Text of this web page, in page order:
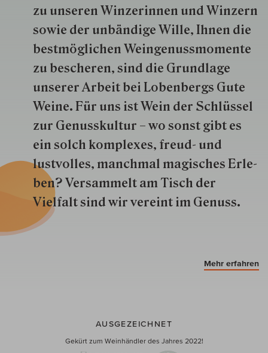
zu unseren Win­zer­innen und Win­zern
so­wie der un­bän­dige Wille, Ihnen die
best­mög­lich­en Wein­genuss­momente
zu besche­ren, sind die Grund­lage
unserer Arbeit bei Lobenbergs Gute
Weine. Für uns ist Wein der Schlüs­sel
zur Genuss­kultur – wo sonst gibt es
ein solch kom­plexes, freud- und
lustvolles, manchmal ma­gisch­es Er­le­
ben? Versammelt am Tisch der
Vielfalt sind wir ver­eint im Genuss.
Mehr erfahren
AUSGEZEICHNET
Gekürt zum Weinhändler des Jahres 2022!